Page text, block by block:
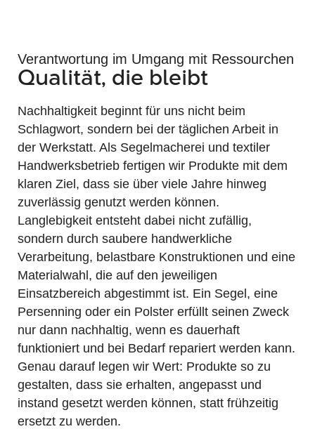
Verantwortung im Umgang mit Ressourchen
Qualität, die bleibt
Nachhaltigkeit beginnt für uns nicht beim
Schlagwort, sondern bei der täglichen Arbeit in
der Werkstatt. Als Segelmacherei und textiler
Handwerksbetrieb fertigen wir Produkte mit dem
klaren Ziel, dass sie über viele Jahre hinweg
zuverlässig genutzt werden können.
Langlebigkeit entsteht dabei nicht zufällig,
sondern durch saubere handwerkliche
Verarbeitung, belastbare Konstruktionen und eine
Materialwahl, die auf den jeweiligen
Einsatzbereich abgestimmt ist. Ein Segel, eine
Persenning oder ein Polster erfüllt seinen Zweck
nur dann nachhaltig, wenn es dauerhaft
funktioniert und bei Bedarf repariert werden kann.
Genau darauf legen wir Wert: Produkte so zu
gestalten, dass sie erhalten, angepasst und
instand gesetzt werden können, statt frühzeitig
ersetzt zu werden.